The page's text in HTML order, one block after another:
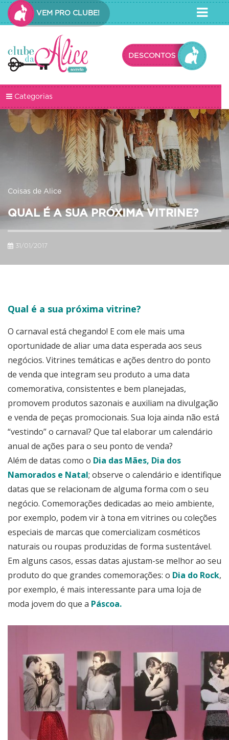
VEM PRO CLUBE!
Categorias
Coisas de Alice
QUAL É A SUA PRÓXIMA VITRINE?
31/01/2017
Qual é a sua próxima vitrine?
O carnaval está chegando! E com ele mais uma
oportunidade de aliar uma data esperada aos seus
negócios. Vitrines temáticas e ações dentro do ponto
de venda que integram seu produto a uma data
comemorativa, consistentes e bem planejadas,
promovem produtos sazonais e auxiliam na divulgação
e venda de peças promocionais. Sua loja ainda não está
“vestindo” o carnaval? Que tal elaborar um calendário
anual de ações para o seu ponto de venda?
Além de datas como o Dia das Mães, Dia dos
Namorados e Natal; observe o calendário e identifique
datas que se relacionam de alguma forma com o seu
negócio. Comemorações dedicadas ao meio ambiente,
por exemplo, podem vir à tona em vitrines ou coleções
especiais de marcas que comercializam cosméticos
naturais ou roupas produzidas de forma sustentável.
Em alguns casos, essas datas ajustam-se melhor ao seu
produto do que grandes comemorações: o Dia do Rock,
por exemplo, é mais interessante para uma loja de
moda jovem do que a Páscoa.